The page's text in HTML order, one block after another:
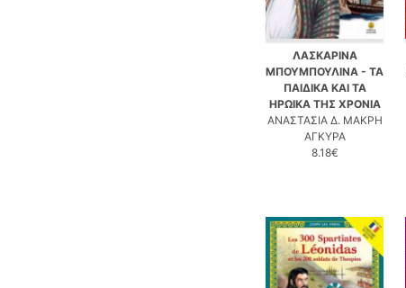
ΛΑΣΚΑΡΙΝΑ
ΜΠΟΥΜΠΟΥΛΙΝΑ - ΤΑ
ΠΑΙΔΙΚΑ ΚΑΙ ΤΑ
ΗΡΩΙΚΑ ΤΗΣ ΧΡΟΝΙΑ
ΑΝΑΣΤΑΣΙΑ Δ. ΜΑΚΡΗ
ΑΓΚΥΡΑ
8.18€